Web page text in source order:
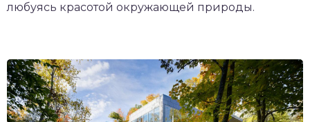
любуясь красотой окружающей природы.